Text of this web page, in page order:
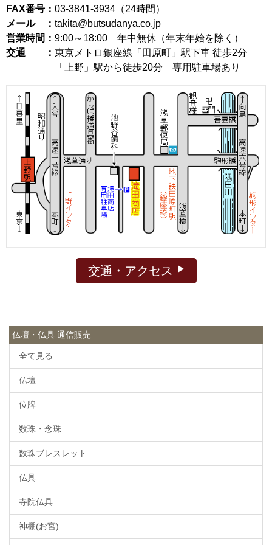
FAX番号： 03-3841-3934（24時間）
メール ： takita@butsudanya.co.jp
営業時間： 9:00～18:00 年中無休（年末年始を除く）
交通 ： 東京メトロ銀座線「田原町」駅下車 徒歩2分
「上野」駅から徒歩20分 専用駐車場あり
交通・アクセス
仏壇・仏具 通信販売
全て見る
仏壇
位牌
数珠・念珠
数珠ブレスレット
仏具
寺院仏具
神棚(お宮)